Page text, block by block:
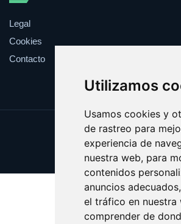
Utilizamos
Usamos cookies y
de rastreo para
experiencia de
nuestra web, para
contenidos
anuncios
el tráfico en nuestra
comprender de
Legal
Cookies
Contacto
Update cookies
Copyright © 2025